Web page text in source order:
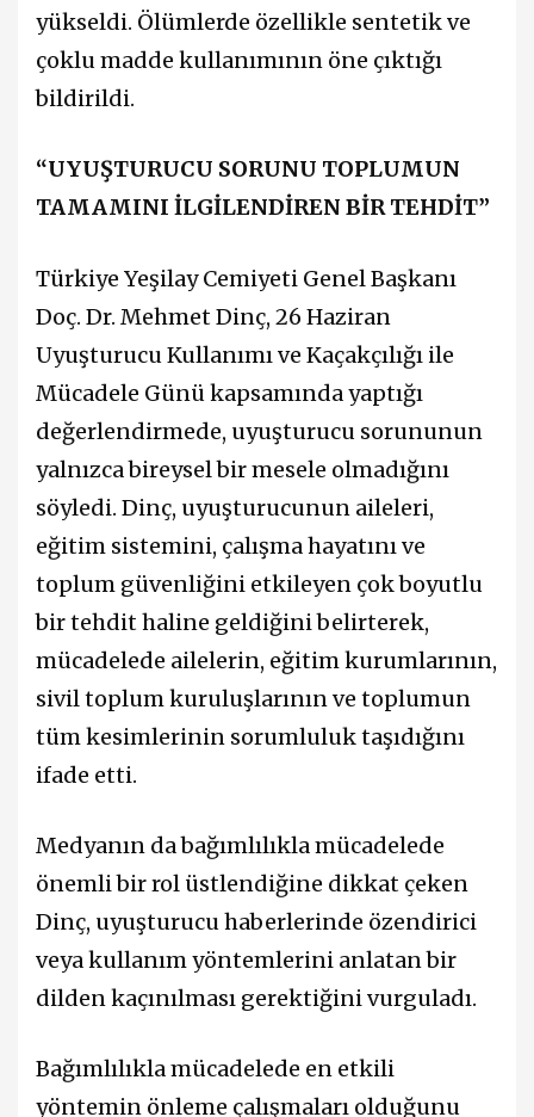
yükseldi. Ölümlerde özellikle sentetik ve
çoklu madde kullanımının öne çıktığı
bildirildi.
“UYUŞTURUCU SORUNU TOPLUMUN
TAMAMINI İLGİLENDİREN BİR TEHDİT”
Türkiye Yeşilay Cemiyeti Genel Başkanı
Doç. Dr. Mehmet Dinç, 26 Haziran
Uyuşturucu Kullanımı ve Kaçakçılığı ile
Mücadele Günü kapsamında yaptığı
değerlendirmede, uyuşturucu sorununun
yalnızca bireysel bir mesele olmadığını
söyledi. Dinç, uyuşturucunun aileleri,
eğitim sistemini, çalışma hayatını ve
toplum güvenliğini etkileyen çok boyutlu
bir tehdit haline geldiğini belirterek,
mücadelede ailelerin, eğitim kurumlarının,
sivil toplum kuruluşlarının ve toplumun
tüm kesimlerinin sorumluluk taşıdığını
ifade etti.
Medyanın da bağımlılıkla mücadelede
önemli bir rol üstlendiğine dikkat çeken
Dinç, uyuşturucu haberlerinde özendirici
veya kullanım yöntemlerini anlatan bir
dilden kaçınılması gerektiğini vurguladı.
Bağımlılıkla mücadelede en etkili
yöntemin önleme çalışmaları olduğunu